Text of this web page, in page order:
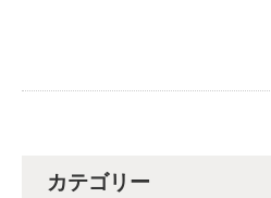
も掲載されております！ぜ
くださいね(^－^)P204～2ペ
カテゴリー